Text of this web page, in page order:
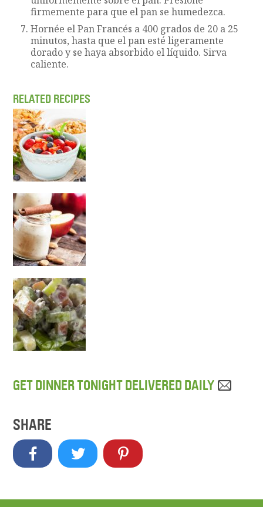
firmemente para que el pan se humedezca.
Hornée el Pan Francés a 400 grados de 20 a 25
minutos, hasta que el pan esté ligeramente
dorado y se haya absorbido el líquido. Sirva
caliente.
RELATED RECIPES
GET DINNER TONIGHT DELIVERED DAILY
SHARE